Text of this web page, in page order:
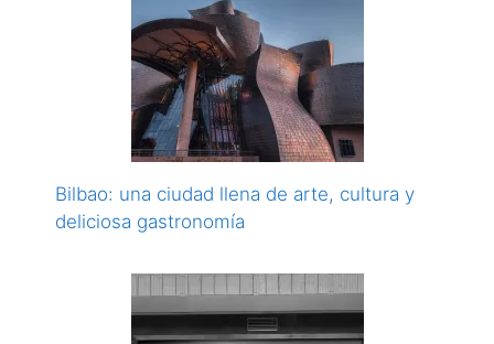
Bilbao: una ciudad llena de arte, cultura y
deliciosa gastronomía